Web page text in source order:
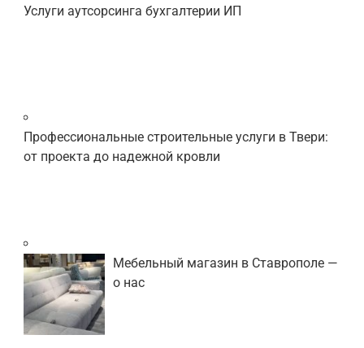
Услуги аутсорсинга бухгалтерии ИП
Профессиональные строительные услуги в Твери:
от проекта до надежной кровли
Мебельный магазин в Ставрополе —
о нас